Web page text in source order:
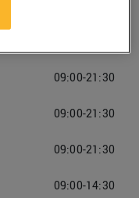
09:00-21:30
09:00-21:30
09:00-21:30
09:00-14:30